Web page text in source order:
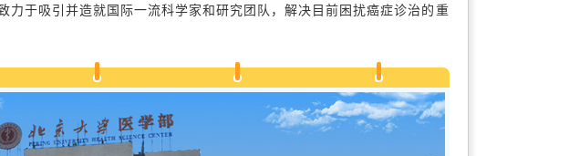
于吸引并造就国际一流科学家和研究团队，解决目前困扰癌症诊治的重